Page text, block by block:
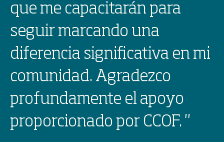
que me capacitarán para
seguir marcando una
diferencia significativa en mi
comunidad. Agradezco
profundamente el apoyo
proporcionado por CCOF. "